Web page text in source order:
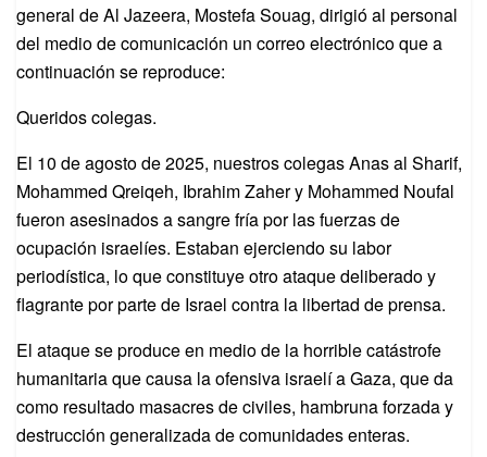
general de Al Jazeera, Mostefa Souag, dirigió al personal
del medio de comunicación un correo electrónico que a
continuación se reproduce:
Queridos colegas.
El 10 de agosto de 2025, nuestros colegas Anas al Sharif,
Mohammed Qreiqeh, Ibrahim Zaher y Mohammed Noufal
fueron asesinados a sangre fría por las fuerzas de
ocupación israelíes. Estaban ejerciendo su labor
periodística, lo que constituye otro ataque deliberado y
flagrante por parte de Israel contra la libertad de prensa.
El ataque se produce en medio de la horrible catástrofe
humanitaria que causa la ofensiva israelí a Gaza, que da
como resultado masacres de civiles, hambruna forzada y
destrucción generalizada de comunidades enteras.